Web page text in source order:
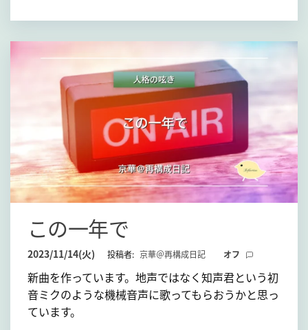
この一年で
2023/11/14(火) 投稿者: 京華＠再構成日記 オフ
新曲を作っています。地声ではなく知声君という初
音ミクのような機械音声に歌ってもらおうかと思っ
ています。